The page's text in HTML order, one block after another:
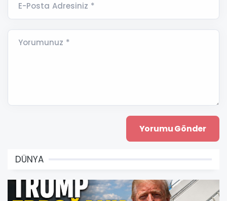
E-Posta Adresiniz *
Yorumunuz *
DÜNYA